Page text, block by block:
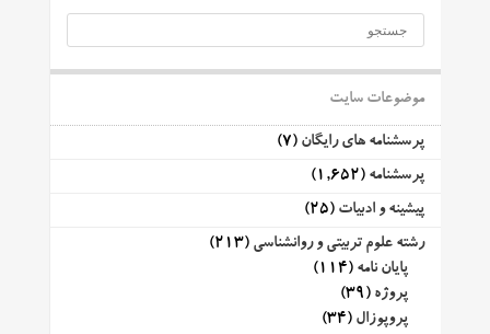
موضوعات سایت
پرسشنامه های رایگان (7)
پرسشنامه (1,652)
پیشینه و ادبیات (25)
رشته علوم تربیتی و روانشناسی (213)
پایان نامه (114)
پروژه (39)
پروپوزال (34)